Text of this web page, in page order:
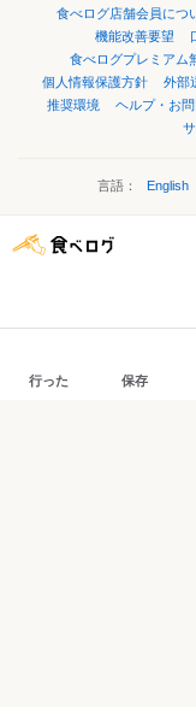
食べログ店舗会員につ
機能改善要望
食べログプレミアム
個人情報保護方針
外部
推奨環境
ヘルプ・お
言語： English
行った 保存